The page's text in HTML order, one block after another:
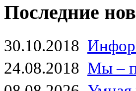
Последние
30.10.2018
24.08.2018 Мы –